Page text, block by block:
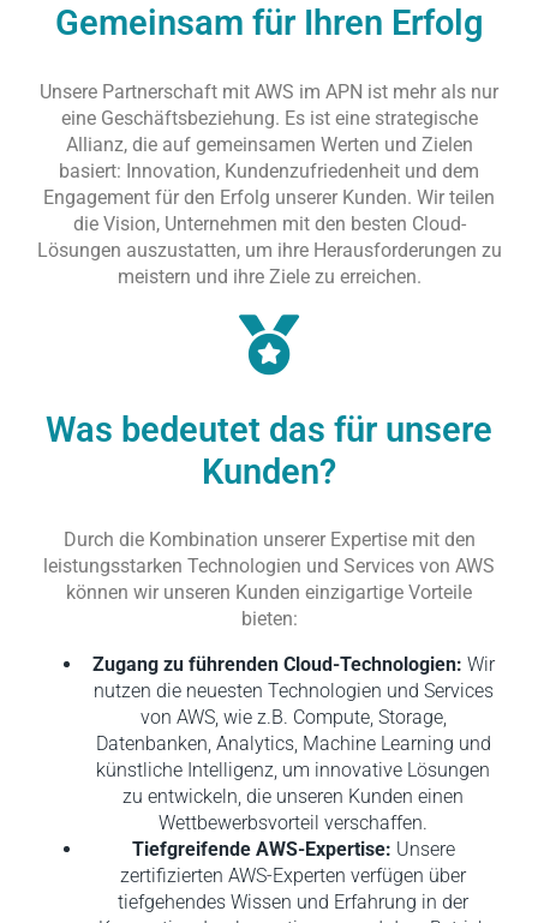
Gemeinsam für Ihren Erfolg
Unsere Partnerschaft mit AWS im APN ist mehr als nur
eine Geschäftsbeziehung. Es ist eine strategische
Allianz, die auf gemeinsamen Werten und Zielen
basiert: Innovation, Kundenzufriedenheit und dem
Engagement für den Erfolg unserer Kunden. Wir teilen
die Vision, Unternehmen mit den besten Cloud-
Lösungen auszustatten, um ihre Herausforderungen zu
meistern und ihre Ziele zu erreichen.
Was bedeutet das für unsere
Kunden?
Durch die Kombination unserer Expertise mit den
leistungsstarken Technologien und Services von AWS
können wir unseren Kunden einzigartige Vorteile
bieten:
Zugang zu führenden Cloud-Technologien: Wir
nutzen die neuesten Technologien und Services
von AWS, wie z.B. Compute, Storage,
Datenbanken, Analytics, Machine Learning und
künstliche Intelligenz, um innovative Lösungen
zu entwickeln, die unseren Kunden einen
Wettbewerbsvorteil verschaffen.
Tiefgreifende AWS-Expertise: Unsere
zertifizierten AWS-Experten verfügen über
tiefgehendes Wissen und Erfahrung in der